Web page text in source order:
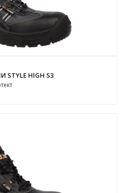
HIGH S3